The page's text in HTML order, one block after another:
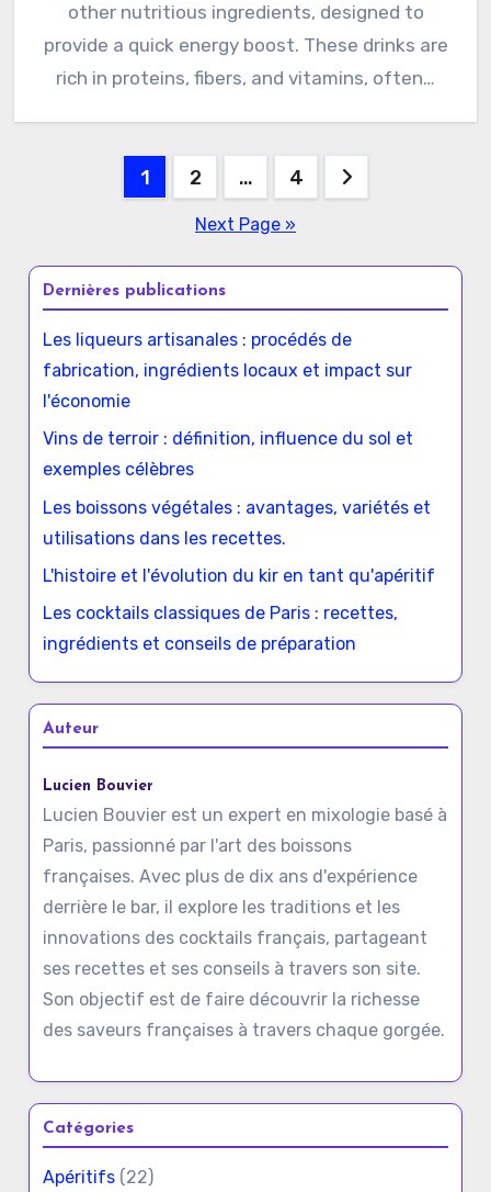
other nutritious ingredients, designed to
provide a quick energy boost. These drinks are
rich in proteins, fibers, and vitamins, often…
1 2 … 4
Next Page »
Dernières publications
Les liqueurs artisanales : procédés de
fabrication, ingrédients locaux et impact sur
l'économie
Vins de terroir : définition, influence du sol et
exemples célèbres
Les boissons végétales : avantages, variétés et
utilisations dans les recettes.
L'histoire et l'évolution du kir en tant qu'apéritif
Les cocktails classiques de Paris : recettes,
ingrédients et conseils de préparation
Auteur
Lucien Bouvier
Lucien Bouvier est un expert en mixologie basé à
Paris, passionné par l'art des boissons
françaises. Avec plus de dix ans d'expérience
derrière le bar, il explore les traditions et les
innovations des cocktails français, partageant
ses recettes et ses conseils à travers son site.
Son objectif est de faire découvrir la richesse
des saveurs françaises à travers chaque gorgée.
Catégories
Apéritifs (22)